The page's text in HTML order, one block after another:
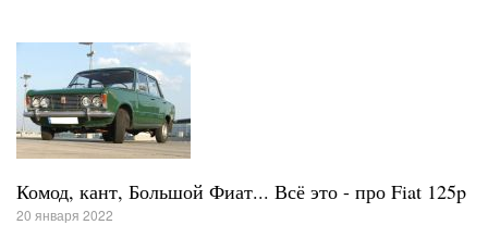
Комод, кант, Большой Фиат... Всё это - про Fiat 125p
20 января 2022